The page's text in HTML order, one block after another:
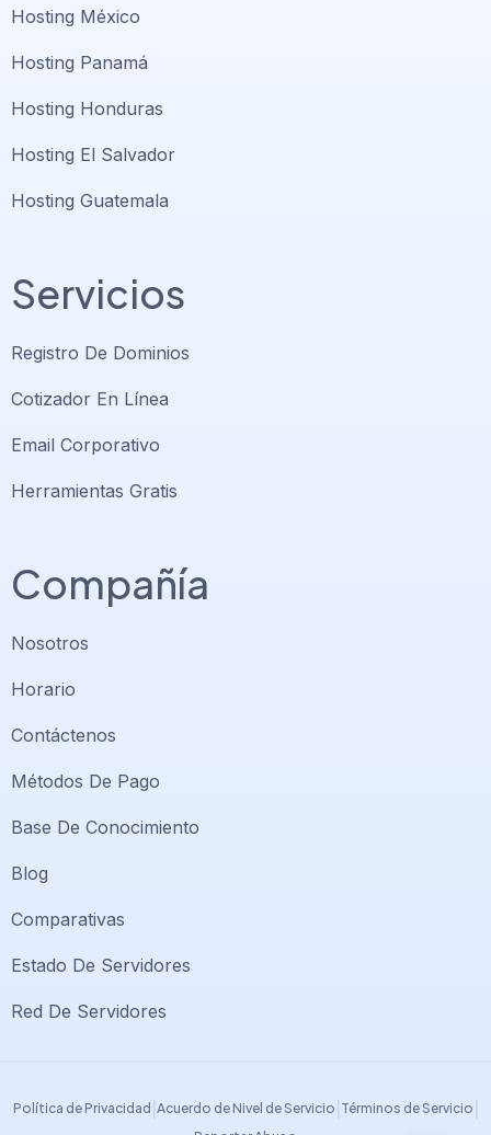
Hosting México
Hosting Panamá
Hosting Honduras
Hosting El Salvador
Hosting Guatemala
Servicios
Registro De Dominios
Cotizador En Línea
Email Corporativo
Herramientas Gratis
Compañía
Nosotros
Horario
Contáctenos
Métodos De Pago
Base De Conocimiento
Blog
Comparativas
Estado De Servidores
Red De Servidores
Política de Privacidad Acuerdo de Nivel de Servicio Términos de Servicio